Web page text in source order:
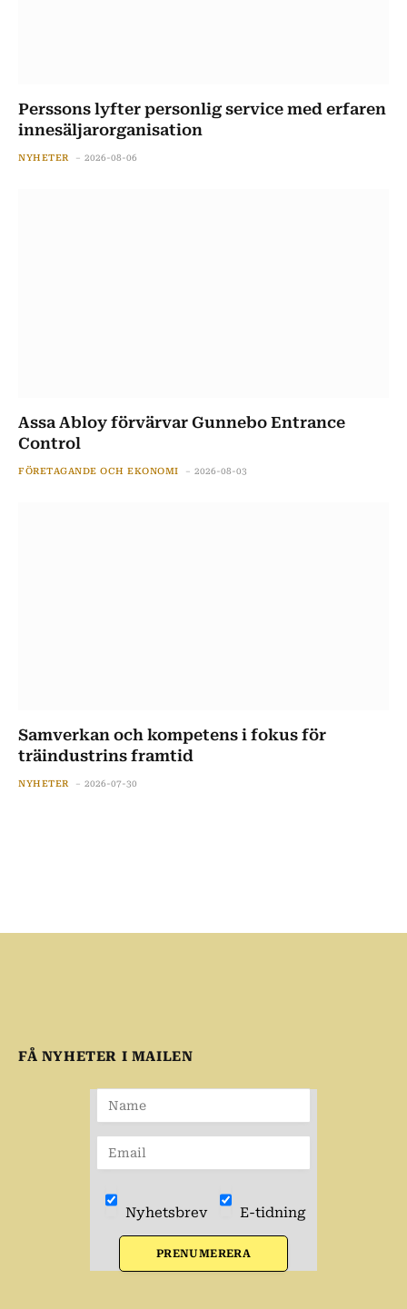
Perssons lyfter personlig service med erfaren
innesäljarorganisation
NYHETER 2026-08-06
Assa Abloy förvärvar Gunnebo Entrance
Control
FÖRETAGANDE OCH EKONOMI 2026-08-03
Samverkan och kompetens i fokus för
träindustrins framtid
NYHETER 2026-07-30
FÅ NYHETER I MAILEN
Nyhetsbrev E-tidning
PRENUMERERA